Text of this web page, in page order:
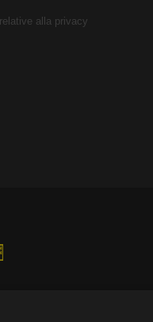
alla privacy